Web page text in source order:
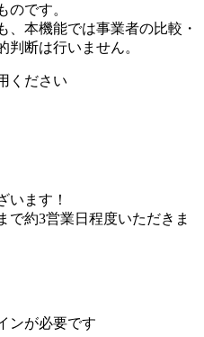
のです。
、本機能では事業者の比較・
断は行いません。
ください
います！
で約3営業日程度いただきま
ンが必要です